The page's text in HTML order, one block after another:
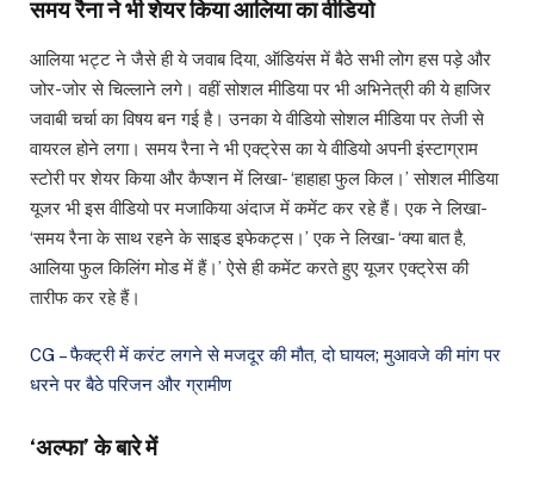
समय रैना ने भी शेयर किया आलिया का वीडियो
आलिया भट्ट ने जैसे ही ये जवाब दिया, ऑडियंस में बैठे सभी लोग हस पड़े और
जोर-जोर से चिल्लाने लगे। वहीं सोशल मीडिया पर भी अभिनेत्री की ये हाजिर
जवाबी चर्चा का विषय बन गई है। उनका ये वीडियो सोशल मीडिया पर तेजी से
वायरल होने लगा। समय रैना ने भी एक्ट्रेस का ये वीडियो अपनी इंस्टाग्राम
स्टोरी पर शेयर किया और कैप्शन में लिखा- ‘हाहाहा फुल किल।’ सोशल मीडिया
यूजर भी इस वीडियो पर मजाकिया अंदाज में कमेंट कर रहे हैं। एक ने लिखा-
‘समय रैना के साथ रहने के साइड इफेकट्स।’ एक ने लिखा- ‘क्या बात है,
आलिया फुल किलिंग मोड में हैं।’ ऐसे ही कमेंट करते हुए यूजर एक्ट्रेस की
तारीफ कर रहे हैं।
CG – फैक्ट्री में करंट लगने से मजदूर की मौत, दो घायल; मुआवजे की मांग पर
धरने पर बैठे परिजन और ग्रामीण
‘अल्फा’ के बारे में